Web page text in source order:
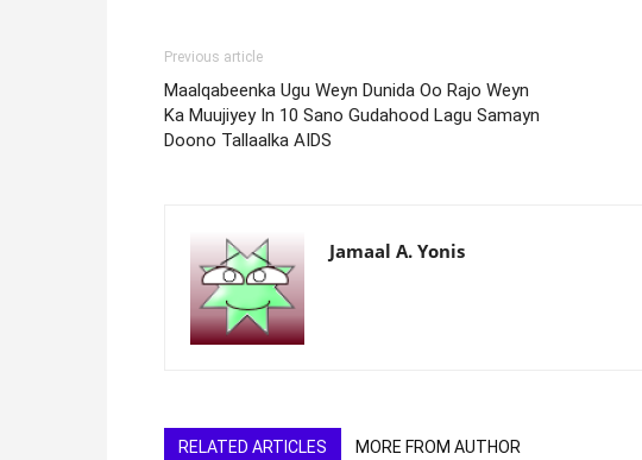
Previous article
Maalqabeenka Ugu Weyn Dunida Oo Rajo Weyn
Ka Muujiyey In 10 Sano Gudahood Lagu Samayn
Doono Tallaalka AIDS
Jamaal A. Yonis
RELATED ARTICLES MORE FROM AUTHOR